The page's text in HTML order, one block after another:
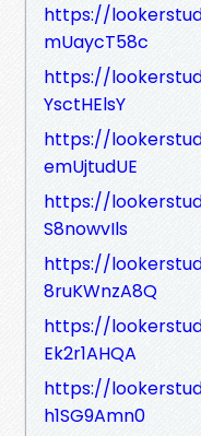
https://
mUaycT58c
https://
YsctHElsY
https://
emUjtudUE
https://
S8nowvIls
https://
8ruKWnzA8Q
https://
Ek2r1AHQA
https://
h1SG9Amn0